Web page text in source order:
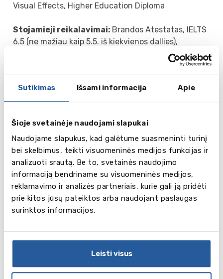
Sutikimas Išsami informacija Apie
Šioje svetainėje naudojami slapukai
Naudojame slapukus, kad galėtume suasmeninti turinį
bei skelbimus, teikti visuomeninės medijos funkcijas ir
analizuoti srautą. Be to, svetainės naudojimo
informaciją bendriname su visuomeninės medijos,
reklamavimo ir analizės partneriais, kurie gali ją pridėti
prie kitos jūsų pateiktos arba naudojant paslaugas
surinktos informacijos.
Leisti visus
Visual Effects, Higher Education Diploma
Stojamieji reikalavimai: Brandos Atestatas, IELTS
6.5 (ne mažiau kaip 5.5. iš kiekvienos dallies),
Magistratūros programos
International Logistics and Supply Chain
Management
Strategic Entrepreneurship
Global Management
International Financial Analysis
Digital Business
Economic Analysis
Engineering Management
Information Architecture and Innovation
User Experience Design
Product Development and Materials Engineering
Software Product Engineering
Sustainable Building Information Management